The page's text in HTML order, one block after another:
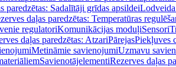
paredzētas: Sadalītāji grīdas apsildei
daļas paredzētas: Temperatūras
regulatoriKomunikācijas moduļiSensori
daļas paredzētas: AtzariPārejasPiekļuves
Metināmie savienojumiUzmavu
SavienotājelementiRezerves daļas